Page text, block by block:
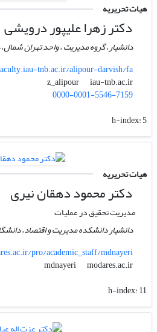
هیات تحریریه
دکتر زهرا علیپور درویشی
دانشیار، گروه مدیریت ، واحد تهران شمال،
tnb.ac.ir/alipour-darvish/fa
z_alipour
iau-tnb.ac.ir
0000-0001-5546-7159
h-index:5
هیات تحریریه
دکتر محمود دهقان نیری
مدیریت تحقیق در عملیات
دانشیار دانشکده مدیریت و اقتصاد،
pro/academic_staff/mdnayeri
mdnayeri
modares.ac.ir
h-index:11